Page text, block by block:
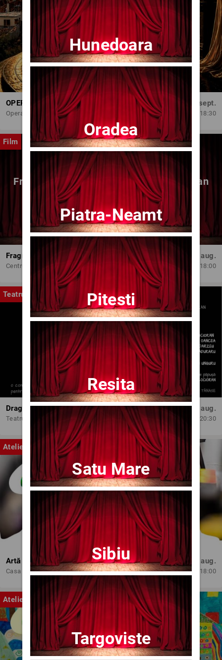
OPERA BRAȘOV ESTIVAL – DANCING SUMMER - SPECTACOL DE BALET
Opera Brasov
Dum, 6 sept.
18:30
Film
Fragmente dintr-un atelier – (regia Bogdan
Mureșanu) – AG
Fragmente dintr-un atelier – (regia Bogdan Mureșanu) – AG
Centrul Internațional de Artă Contemporană - Baia Turcească Iași
Dum, 30 aug.
18:00
Teatru
Dragoste pe-un fir de ață
Teatrul Amzei
Joi, 13 aug.
20:30
Atelier
Artă și Profesionalism
Casa de Cultura 'Mihai Ursachi' a Municipiului Iasi
Mie, 12 aug.
18:00
Atelier
Hunedoara
Oradea
Piatra-Neamt
Pitesti
Resita
Satu Mare
Sibiu
Targoviste